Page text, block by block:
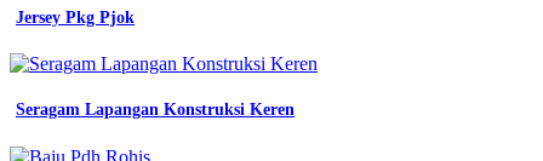
Jersey Pkg Pjok
Seragam Lapangan Konstruksi Keren